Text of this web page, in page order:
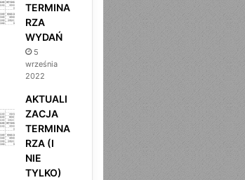
TERMINA
RZA
WYDAŃ
5
września
2022
AKTUALI
ZACJA
TERMINA
RZA (I
NIE
TYLKO)